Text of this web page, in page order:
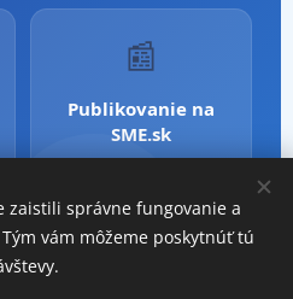
📰
Publikovanie na
SME.sk
zaistili správne fungovanie a
vám môžeme poskytnúť tú